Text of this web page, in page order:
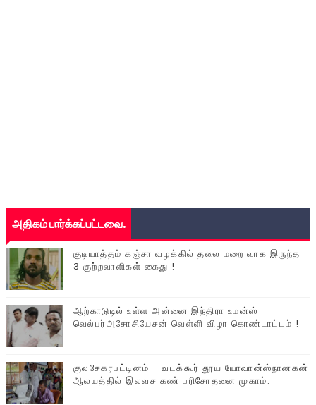
அதிகம் பார்க்கப்பட்டவை.
குடியாத்தம் கஞ்சா வழக்கில் தலை மறை வாக இருந்த
3 குற்றவாளிகள் கைது !
ஆற்காடுடில் உள்ள அன்னை இந்திரா உமன்ஸ்
வெல்பர்அசோசியேசன் வெள்ளி விழா கொண்டாட்டம் !
குலசேகரபட்டினம் - வடக்கூர் தூய யோவான்ஸ்நானகன்
ஆலயத்தில் இலவச கண் பரிசோதனை முகாம்.